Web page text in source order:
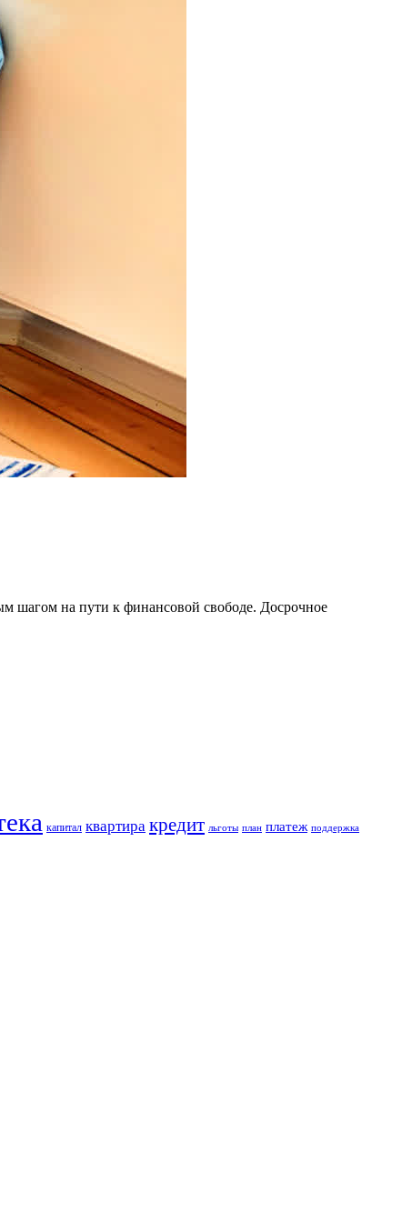
шагом на пути к финансовой свободе. Досрочное
капитал квартира кредит льготы план платеж поддержка